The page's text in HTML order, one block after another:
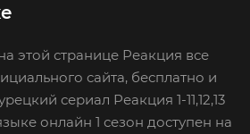
этой странице Реакция все
сайта, бесплатно и
сериал Реакция 1-11,12,13
онлайн 1 сезон доступен на